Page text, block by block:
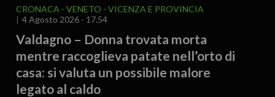
CRONACA VENETO
VICENZA E PROVINCIA
4 Agosto 2026 - 17.54
Valdagno – Donna trovata morta
mentre raccoglieva patate nell’orto di
casa: si valuta un possibile malore
legato al caldo